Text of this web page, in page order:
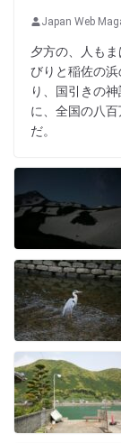
Japan Web
夕方の、人も
びりと稲佐の
り、国引きの
に、全国の八
だ。